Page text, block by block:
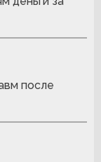
после